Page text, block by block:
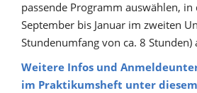
passende Programm auswählen,
September bis Januar im zweiten
Stundenumfang von ca. 8
Weitere Infos und
im Praktikumsheft unter